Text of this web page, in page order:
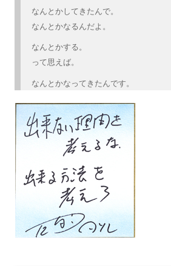
なんとかしてきたんで。
なんとかなるんだよ。
なんとかする。
って思えば。
なんとかなってきたんです。